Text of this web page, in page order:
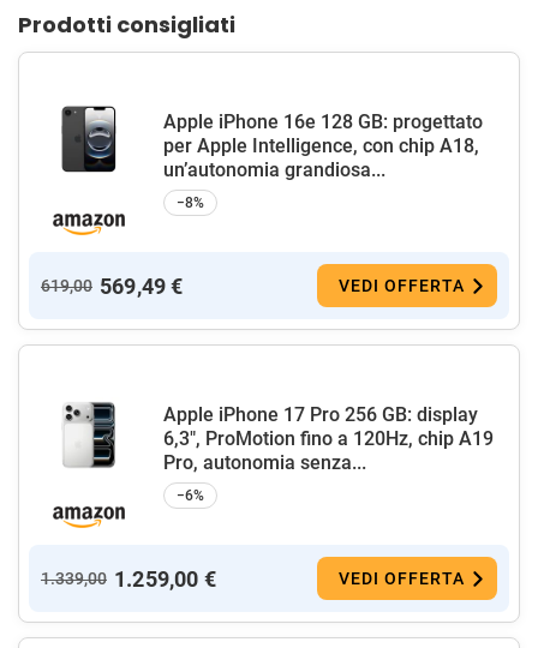
Prodotti consigliati
Apple iPhone 16e 128 GB: progettato
per Apple Intelligence, con chip A18,
un’autonomia grandiosa...
−8%
619,00 569,49 € VEDI OFFERTA
Apple iPhone 17 Pro 256 GB: display
6,3", ProMotion fino a 120Hz, chip A19
Pro, autonomia senza...
−6%
1.339,00 1.259,00 € VEDI OFFERTA